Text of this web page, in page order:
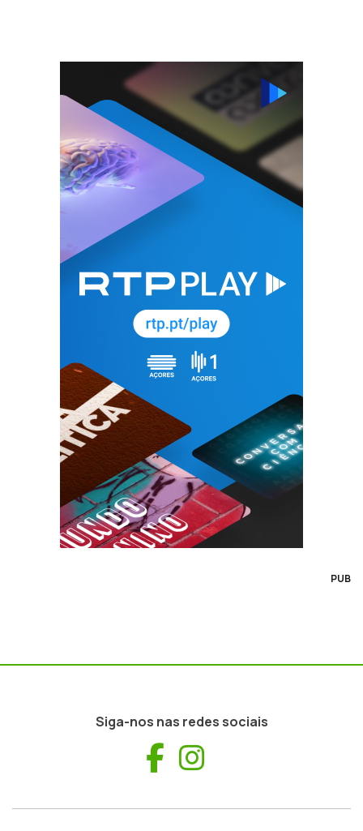
PUB
Siga-nos nas redes sociais
Facebook